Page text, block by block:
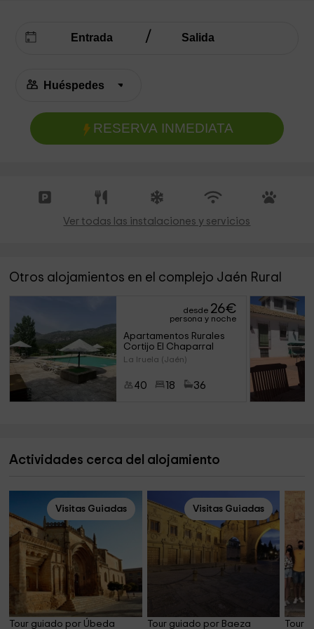
RESERVA INMEDIATA
Ver todas las instalaciones y servicios
Otros alojamientos en el complejo Jaén Rural
desde 26€
persona y noche
Apartamentos Rurales
Cortijo El Chaparral
La Iruela (Jaén)
40 18 36
Actividades cerca del alojamiento
Visitas Guiadas
Tour guiado por Úbeda
Visitas Guiadas
Tour guiado por Baeza Tour